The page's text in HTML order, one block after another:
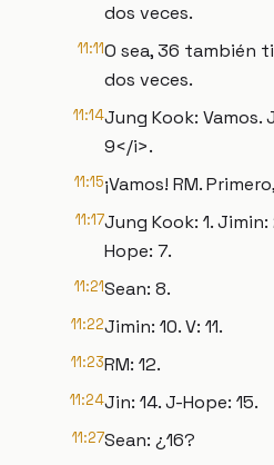
dos veces.
11:11O sea, 36 también
dos veces.
11:14Jung Kook: Vamos.
9</i>.
11:15¡Vamos! RM.
11:17Jung Kook: 1. Jimin:
Hope: 7.
11:21Sean: 8.
11:22Jimin: 10. V: 11.
11:23RM: 12.
11:24Jin: 14. J-Hope: 15.
11:27Sean: ¿16?